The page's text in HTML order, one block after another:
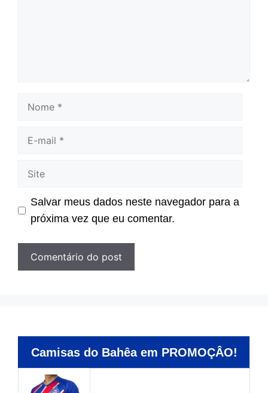
Nome
Site
Salvar meus dados neste navegador para a
próxima vez que eu comentar.
Camisas do Bahêa em PROMOÇÂO!